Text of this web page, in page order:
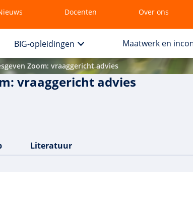
Docenten Over ons
BIG-opleidingen Maatwerk en
Zoom: vraaggericht advies
vraaggericht advies
Literatuur